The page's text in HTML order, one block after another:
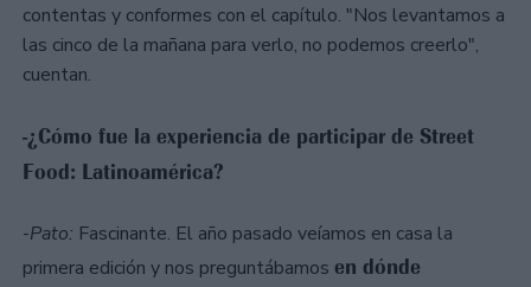
contentas y conformes con el capítulo. "Nos levantamos a
las cinco de la mañana para verlo, no podemos creerlo",
cuentan.
-¿Cómo fue la experiencia de participar de Street
Food: Latinoamérica?
-Pato: Fascinante. El año pasado veíamos en casa la
primera edición y nos preguntábamos en dónde